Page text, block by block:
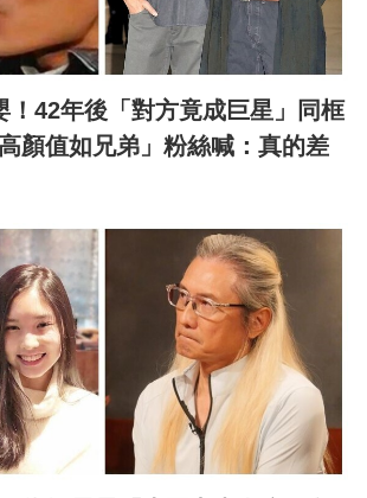
！42年後「對方竟成巨星」同框
顏值如兄弟」粉絲喊：真的差